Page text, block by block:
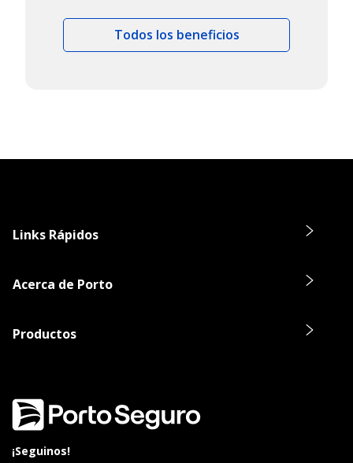
Todos los beneficios
Links Rápidos
Acerca de Porto
Productos
¡Seguinos!